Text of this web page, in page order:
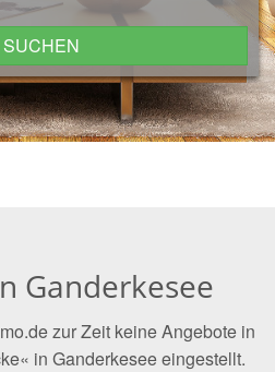
SUCHEN
Ganderkesee
zur Zeit keine Angebote in
in Ganderkesee eingestellt.